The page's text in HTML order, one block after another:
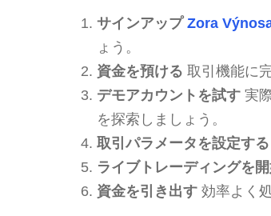
サインアップ Zora
ょう。
資金を預ける 取引機能に
デモアカウントを試す実
を探索しましょう。
取引パラメータを設定する
ライブトレーディングを
資金を引き出す効率よく